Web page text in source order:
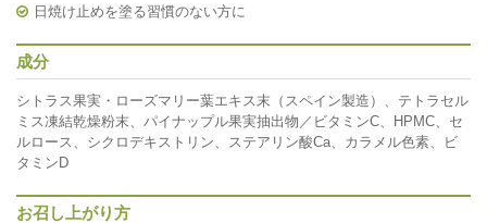
日焼け止めを塗る習慣のない方に
成分
シトラス果実・ローズマリー葉エキス末（スペイン製造）、テトラセル
ミス凍結乾燥粉末、パイナップル果実抽出物／ビタミンC、HPMC、セ
ルロース、シクロデキストリン、ステアリン酸Ca、カラメル色素、ビ
タミンD
お召し上がり方